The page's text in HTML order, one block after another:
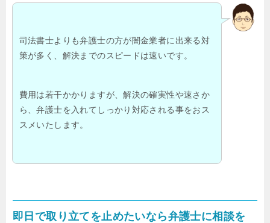
司法書士よりも弁護士の方が闇金業者に出来る対
策が多く、解決までのスピードは速いです。
費用は若干かかりますが、解決の確実性や速さか
ら、弁護士を入れてしっかり対応される事をおス
スメいたします。
即日で取り立てを止めたいなら弁護士に相談を